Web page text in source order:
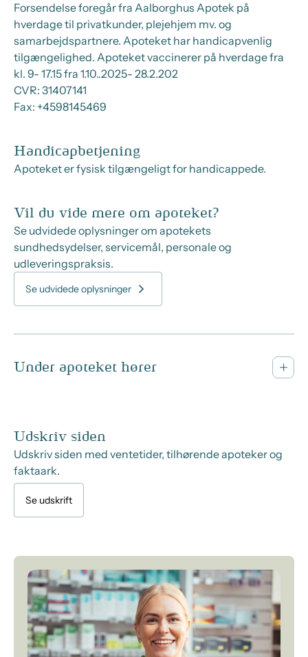
Forsendelse foregår fra Aalborghus Apotek på
hverdage til privatkunder, plejehjem mv. og
samarbejdspartnere. Apoteket har handicapvenlig
tilgængelighed. Apoteket vaccinerer på hverdage fra
kl. 9- 17.15 fra 1.10..2025- 28.2.202
CVR: 31407141
Fax: +4598145469
Handicapbetjening
Apoteket er fysisk tilgængeligt for handicappede.
Vil du vide mere om apoteket?
Se udvidede oplysninger om apotekets
sundhedsydelser, servicemål, personale og
udleveringspraksis.
Se udvidede oplysninger
Under apoteket hører
Udskriv siden
Udskriv siden med ventetider, tilhørende apoteker og
faktaark.
Se udskrift